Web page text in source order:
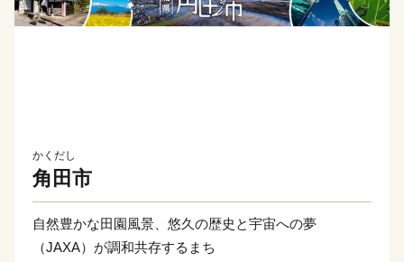
かくだし
角田市
自然豊かな田園風景、悠久の歴史と宇宙への夢
（JAXA）が調和共存するまち